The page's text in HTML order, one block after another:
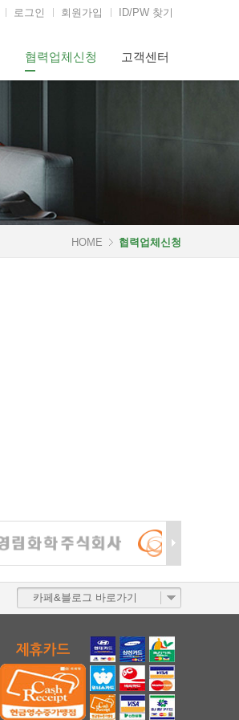
로그인 회원가입 ID/PW 찾기
협력업체신청 고객센터
HOME 협력업체신청
카페&블로그 바로가기